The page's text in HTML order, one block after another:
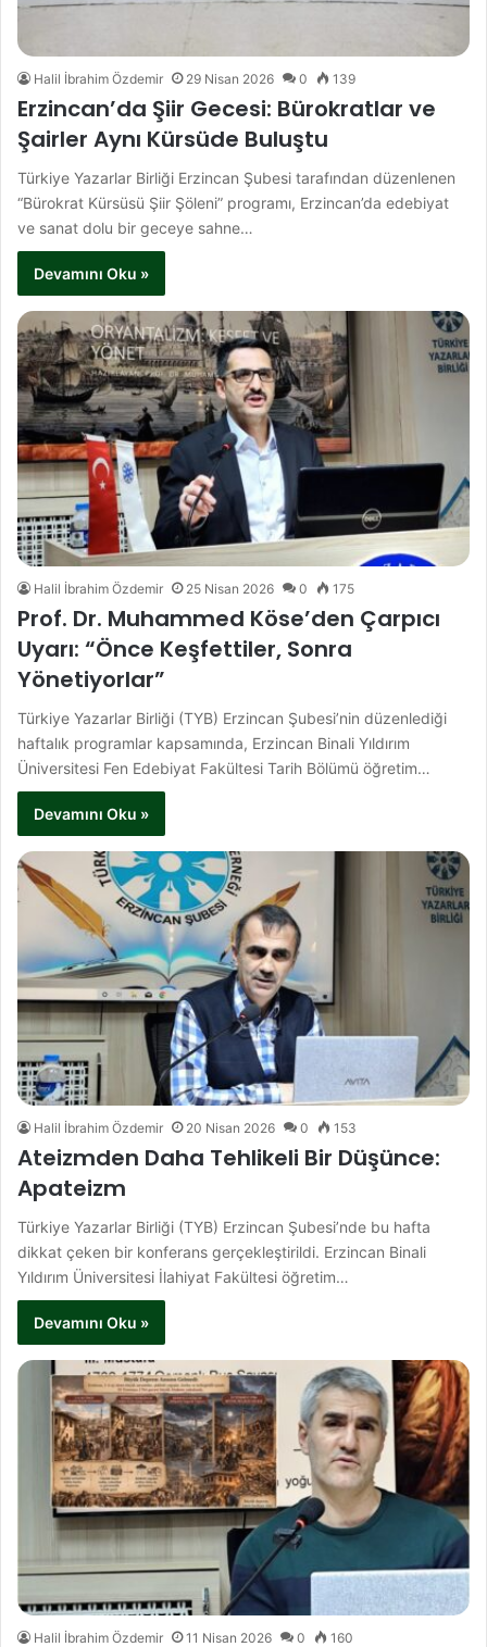
Halil İbrahim Özdemir 29 Nisan 2026 0 139
Erzincan’da Şiir Gecesi: Bürokratlar ve
Şairler Aynı Kürsüde Buluştu
Türkiye Yazarlar Birliği Erzincan Şubesi tarafından düzenlenen
“Bürokrat Kürsüsü Şiir Şöleni” programı, Erzincan’da edebiyat
ve sanat dolu bir geceye sahne…
Devamını Oku »
Halil İbrahim Özdemir 25 Nisan 2026 0 175
Prof. Dr. Muhammed Köse’den Çarpıcı
Uyarı: “Önce Keşfettiler, Sonra
Yönetiyorlar”
Türkiye Yazarlar Birliği (TYB) Erzincan Şubesi’nin düzenlediği
haftalık programlar kapsamında, Erzincan Binali Yıldırım
Üniversitesi Fen Edebiyat Fakültesi Tarih Bölümü öğretim…
Devamını Oku »
Halil İbrahim Özdemir 20 Nisan 2026 0 153
Ateizmden Daha Tehlikeli Bir Düşünce:
Apateizm
Türkiye Yazarlar Birliği (TYB) Erzincan Şubesi’nde bu hafta
dikkat çeken bir konferans gerçekleştirildi. Erzincan Binali
Yıldırım Üniversitesi İlahiyat Fakültesi öğretim…
Devamını Oku »
Halil İbrahim Özdemir 11 Nisan 2026 0 160